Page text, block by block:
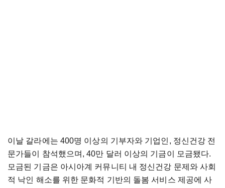
이날 갈라에는 400명 이상의 기부자와 기업인, 정신건강 전
문가들이 참석했으며, 40만 달러 이상의 기금이 모금됐다.
모금된 기금은 아시아계 커뮤니티 내 정신건강 문제와 사회
적 낙인 해소를 위한 문화적 기반의 돌봄 서비스 제공에 사